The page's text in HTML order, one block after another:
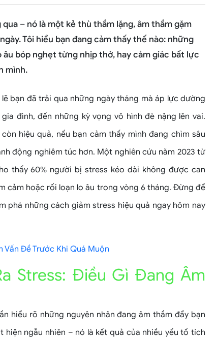
– nó là một kẻ thù thầm lặng, âm thầm gặm
Tôi hiểu bạn đang cảm thấy thế nào: những
bóp nghẹt từng nhịp thở, hay cảm giác bất lực
mình.
bạn đã trải qua những ngày tháng mà áp lực dường
đình, đến những kỳ vọng vô hình đè nặng lên vai.
hiệu quả, nếu bạn cảm thấy mình đang chìm sâu
động nghiêm túc hơn. Một nghiên cứu năm 2023 từ
thấy 60% người bị stress kéo dài không được can
cảm hoặc rối loạn lo âu trong vòng 6 tháng. Đừng để
phá những cách giảm stress hiệu quả ngay hôm nay
Vấn Đề Trước Khi Quá Muộn
Stress: Điều Gì Đang Âm
hiểu rõ những nguyên nhân đang âm thầm đẩy bạn
ngẫu nhiên – nó là kết quả của nhiều yếu tố tích